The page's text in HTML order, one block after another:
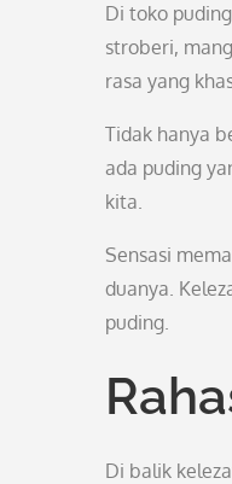
Di toko
stroberi,
rasa yang
Tidak hanya
ada puding
kita.
Sensasi
duanya.
puding.
Di balik